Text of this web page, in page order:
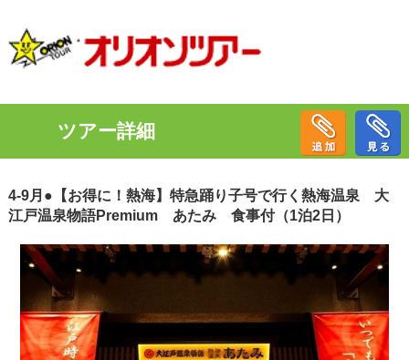
ツアー詳細
4-9月●【お得に！熱海】特急踊り子号で行く熱海温泉 大
江戸温泉物語Premium あたみ 食事付（1泊2日）